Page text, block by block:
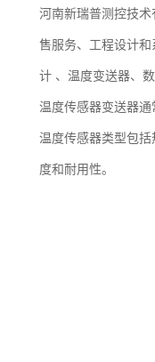
河南新瑞普测控技
售服务、工程设计
计 、温度变送器、
温度传感器变送器
温度传感器类型包
度和耐用性。